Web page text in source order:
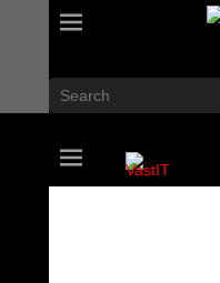
Search
vastIT.ro
Blog de Tehnologie